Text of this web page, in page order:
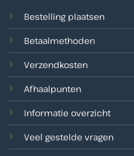
Bestelling plaatsen
Betaalmethoden
Verzendkosten
Afhaalpunten
Informatie overzicht
Veel gestelde vragen